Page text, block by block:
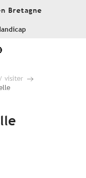
Bretagne
visiter